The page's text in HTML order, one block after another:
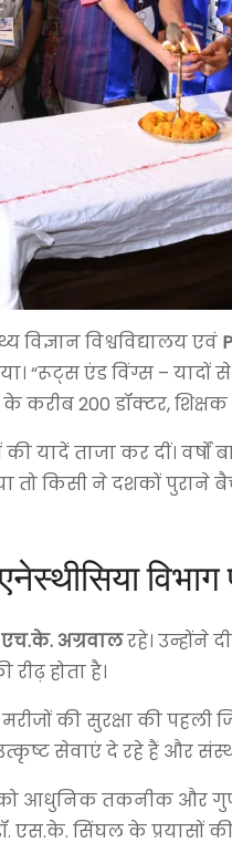
विज्ञान विश्वविद्यालय एवं
“रूट्स एंड विंग्स –
200 डॉक्टर, शिक्षक
यादें ताजा कर दीं।
तो किसी ने दशकों
एच.के. अग्रवालरहे। उन्होंने
होता है।
की सुरक्षा की पहली
सेवाएं दे रहे हैं और
को आधुनिक तकनीक और
सिंघल के प्रयासों की